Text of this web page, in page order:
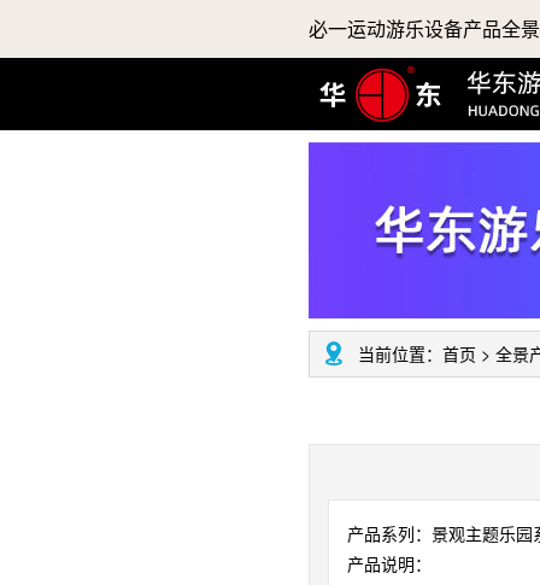
必一运动游乐设备产品全
当前位置： 首页 > 全景
产品系列：景观主题
产品说明：